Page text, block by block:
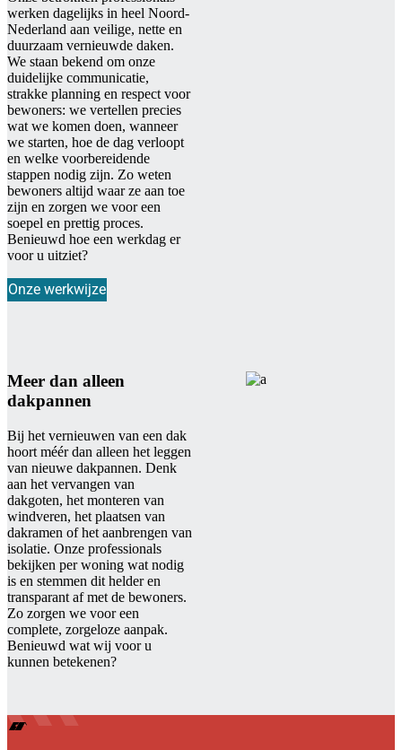
werken dagelijks in heel Noord-
Nederland aan veilige, nette en
duurzaam vernieuwde daken.
We staan bekend om onze
duidelijke communicatie,
strakke planning en respect voor
bewoners: we vertellen precies
wat we komen doen, wanneer
we starten, hoe de dag verloopt
en welke voorbereidende
stappen nodig zijn. Zo weten
bewoners altijd waar ze aan toe
zijn en zorgen we voor een
soepel en prettig proces.
Benieuwd hoe een werkdag er
voor u uitziet?
Onze werkwijze
Meer dan alleen
dakpannen
Bij het vernieuwen van een dak
hoort méér dan alleen het leggen
van nieuwe dakpannen. Denk
aan het vervangen van
dakgoten, het monteren van
windveren, het plaatsen van
dakramen of het aanbrengen van
isolatie. Onze professionals
bekijken per woning wat nodig
is en stemmen dit helder en
transparant af met de bewoners.
Zo zorgen we voor een
complete, zorgeloze aanpak.
Benieuwd wat wij voor u
kunnen betekenen?